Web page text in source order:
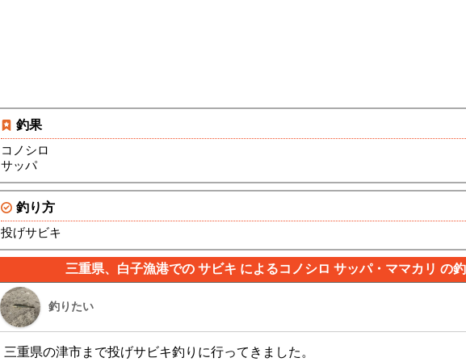
釣果
コノシロ
サッパ
釣り方
投げサビキ
三重県、白子漁港での サビキ によるコノシロ サッパ・ママカリ の
釣りたい
三重県の津市まで投げサビキ釣りに行ってきました。